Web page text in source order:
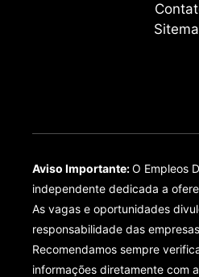
Aviso Importante:O Empleos
independente dedicada a
As vagas e oportunidades
responsabilidade das
Recomendamos sempre
informações diretamente com